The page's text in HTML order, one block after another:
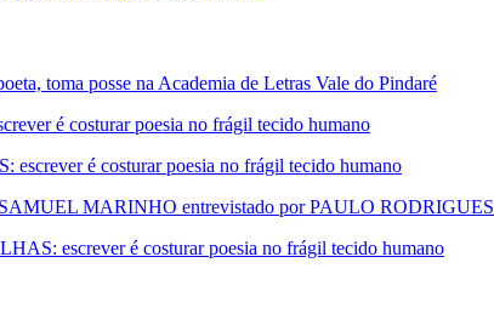
toma posse na Academia de Letras Vale do Pindaré
é costurar poesia no frágil tecido humano
é costurar poesia no frágil tecido humano
SAMUEL MARINHO entrevistado por PAULO RODRIGUES
escrever é costurar poesia no frágil tecido humano